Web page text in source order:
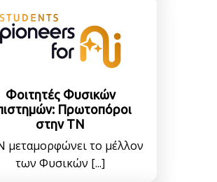
Φοιτητές Φυσικών
Πρωτοπόροι
στην ΤΝ
μεταμορφώνει το μέλλον
των Φυσικών [...]